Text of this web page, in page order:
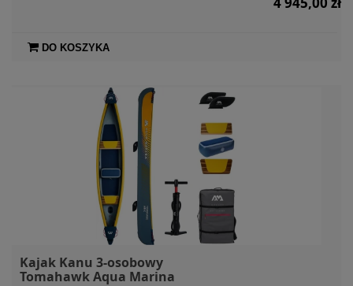
DO KOSZYKA
Kajak Kanu 3-osobowy
Tomahawk Aqua Marina